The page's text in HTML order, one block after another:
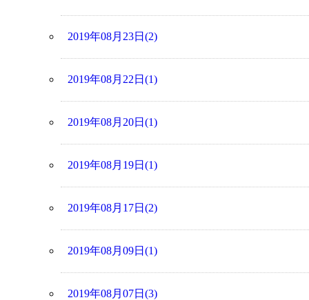
2019年08月23日(2)
2019年08月22日(1)
2019年08月20日(1)
2019年08月19日(1)
2019年08月17日(2)
2019年08月09日(1)
2019年08月07日(3)